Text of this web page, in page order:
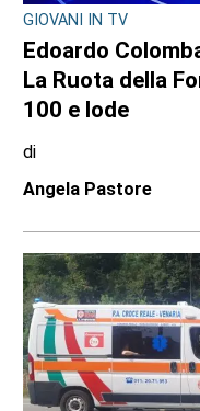
GIOVANI IN TV
Edoardo
La Ruota della
100 e lode
di
Angela Pastore